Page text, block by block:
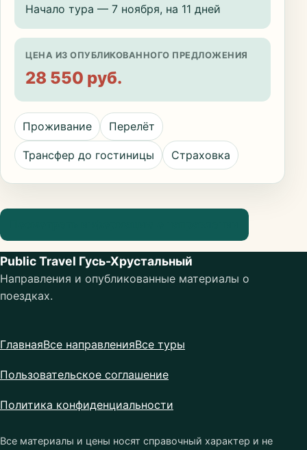
Начало тура — 7 ноября, на 11 дней
ЦЕНА ИЗ ОПУБЛИКОВАННОГО ПРЕДЛОЖЕНИЯ
28 550 руб.
Проживание Перелёт
Трансфер до гостиницы Страховка
Public Travel Гусь-Хрустальный
Направления и опубликованные материалы о
поездках.
ГлавнаяВсе направленияВсе туры
Пользовательское соглашение
Политика конфиденциальности
Все материалы и цены носят справочный характер и не